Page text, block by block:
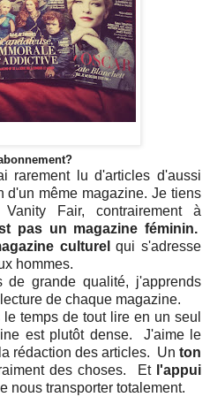
rarement lu d'articles d'aussi
d'un même magazine. Je tiens
Fair, contrairement à
pas un magazine féminin.
culturelqui s'adresse
hommes.
grande qualité, j'apprends
de chaque magazine.
temps de tout lire en un seul
est plutôt dense. J'aime le
rédaction des articles. Un ton
des choses. Et l'appui
nous transporter totalement.